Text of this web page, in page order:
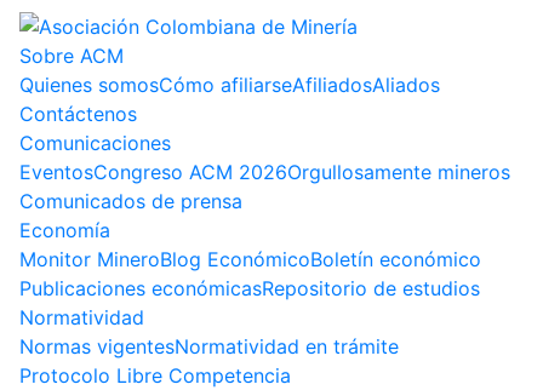
Sobre ACM
Quienes somosCómo afiliarseAfiliadosAliados
Contáctenos
Comunicaciones
EventosCongreso ACM 2026Orgullosamente mineros
Comunicados de prensa
Economía
Monitor MineroBlog EconómicoBoletín económico
Publicaciones económicasRepositorio de estudios
Normatividad
Normas vigentesNormatividad en trámite
Protocolo Libre Competencia